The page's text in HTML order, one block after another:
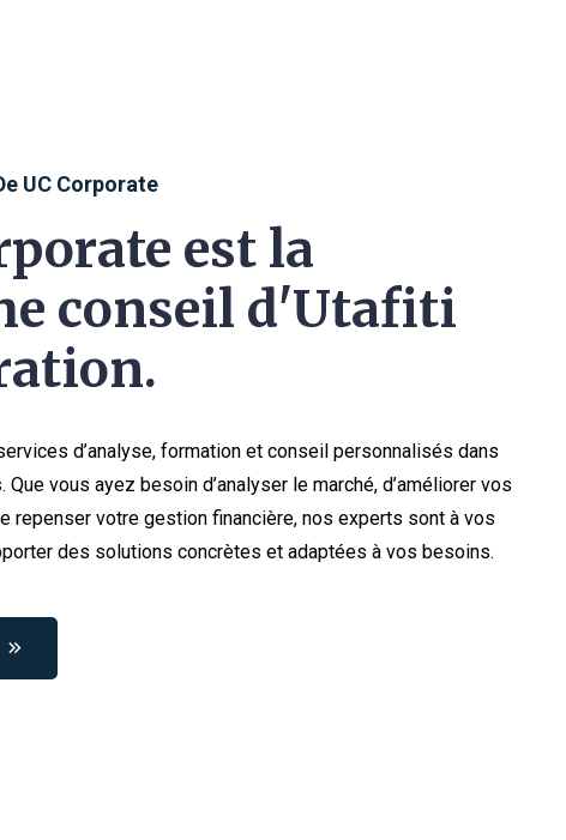
UC Corporate
est la
conseil d'Utafiti
d’analyse, formation et conseil personnalisés dans
vous ayez besoin d’analyser le marché, d’améliorer vos
repenser votre gestion financière, nos experts sont à vos
des solutions concrètes et adaptées à vos besoins.